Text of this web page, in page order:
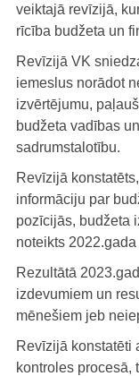
veiktajā revīzijā,
rīcība budžeta un
Revīzijā VK
iemeslus norādot
izvērtējumu,
budžeta vadības
sadrumstalotību.
Revīzijā
informāciju par
pozīcijās, budžeta
noteikts
Rezultātā
izdevumiem un
mēnešiem jeb
Revīzijā konstatēti
kontroles procesā,